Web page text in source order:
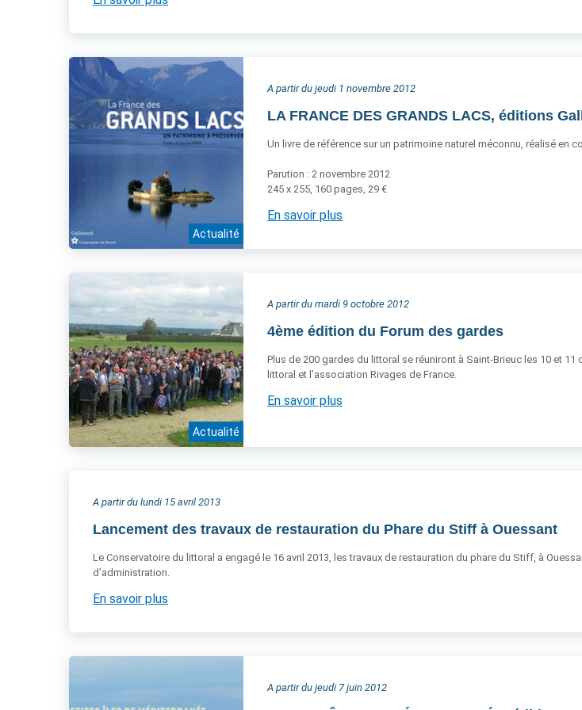
Actualité
A partir du jeudi 1 novembre 2012
LA FRANCE DES GRANDS LACS, éditions
Un livre de référence sur un patrimoine naturel méconnu, réalisé en
Parution : 2 novembre 2012
245 x 255, 160 pages, 29 €
En savoir plus
Actualité
A partir du mardi 9 octobre 2012
4ème édition du Forum des gardes
Plus de 200 gardes du littoral se réuniront à Saint-Brieuc les 10 et
littoral et l’association Rivages de France.
En savoir plus
A partir du lundi 15 avril 2013
Lancement des travaux de restauration du Phare du Stiff à Ouessant
Le Conservatoire du littoral a engagé le 16 avril 2013, les travaux de restauration du phare du Stiff, à
d’administration.
En savoir plus
A partir du jeudi 7 juin 2012